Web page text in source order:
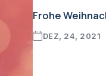
Frohe
DEZ, 24, 2021